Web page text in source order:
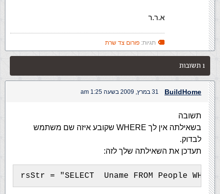
א.ר.ר
תגיות: פורום צד שרת
1 תשובות
BuildHome 31 במרץ, 2009 בשעה 1:25 am
תשובה
בשאילתה אין לך WHERE שקובע איזה שם משתמש
לבדוק.
תעדכן את השאילתה שלך לזה:
rsStr = "SELECT  Uname FROM People